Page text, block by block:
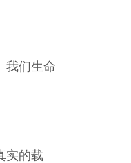
我们生命
实的载